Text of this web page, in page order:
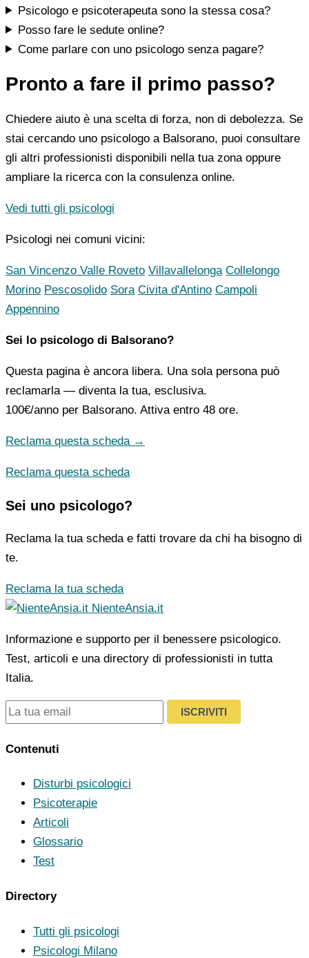
Psicologo e psicoterapeuta sono la stessa cosa?
Posso fare le sedute online?
Come parlare con uno psicologo senza pagare?
Pronto a fare il primo passo?
Chiedere aiuto è una scelta di forza, non di debolezza. Se
stai cercando uno psicologo a Balsorano, puoi consultare
gli altri professionisti disponibili nella tua zona oppure
ampliare la ricerca con la consulenza online.
Vedi tutti gli psicologi
Psicologi nei comuni vicini:
San Vincenzo Valle Roveto Villavallelonga Collelongo
Morino Pescosolido Sora Civita d'Antino Campoli
Appennino
Sei lo psicologo di Balsorano?
Questa pagina è ancora libera. Una sola persona può
reclamarla — diventa la tua, esclusiva.
100€/anno per Balsorano. Attiva entro 48 ore.
Reclama questa scheda →
Reclama questa scheda
Sei uno psicologo?
Reclama la tua scheda e fatti trovare da chi ha bisogno di
te.
Reclama la tua scheda
NienteAnsia.it
Informazione e supporto per il benessere psicologico.
Test, articoli e una directory di professionisti in tutta
Italia.
ISCRIVITI
Contenuti
Disturbi psicologici
Psicoterapie
Articoli
Glossario
Test
Directory
Tutti gli psicologi
Psicologi Milano